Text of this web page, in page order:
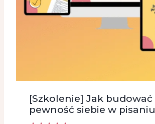
[Szkolenie] Jak budować
pewność siebie w pisaniu